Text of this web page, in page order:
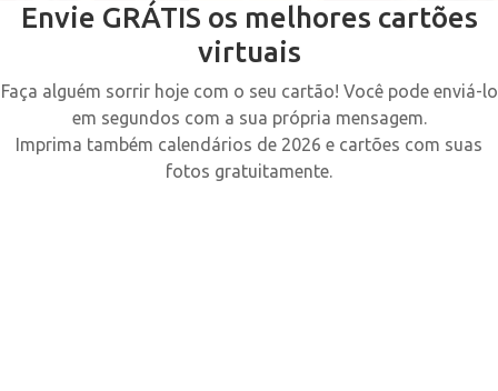
Envie GRÁTIS os melhores cartões
virtuais
Faça alguém sorrir hoje com o seu cartão! Você pode enviá-lo
em segundos com a sua própria mensagem.
Imprima também calendários de 2026 e cartões com suas
fotos gratuitamente.